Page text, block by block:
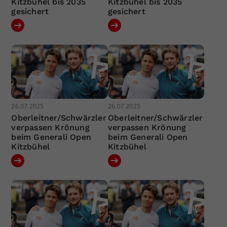
gesichert
gesichert
26.07.2025
Oberleitner/Schwärzler
verpassen Krönung
beim Generali Open
Kitzbühel
26.07.2025
Oberleitner/Schwärzler
verpassen Krönung
beim Generali Open
Kitzbühel